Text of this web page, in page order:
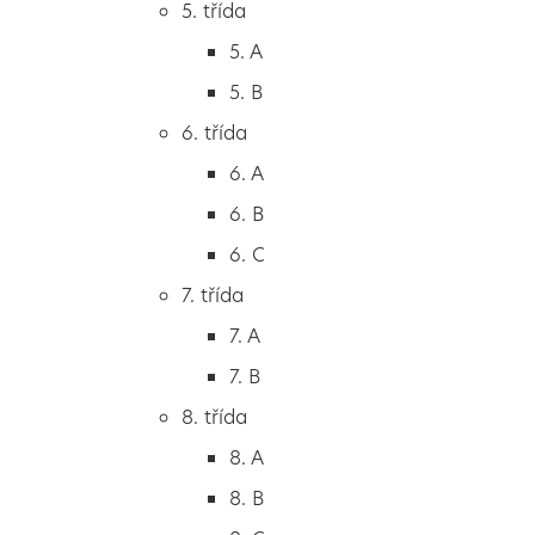
2. B
3. A
4. A
5. A
5. třída
5. A
5. B
6. třída
6. A
6. B
6. C
7. třída
7. A
7. B
8. třída
8. A
8. B